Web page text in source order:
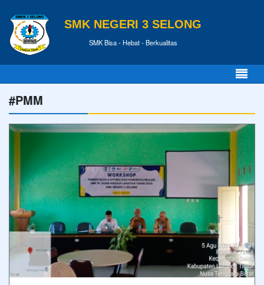
SMK NEGERI 3 SELONG
SMK Bisa - Hebat - Berkualitas
#PMM